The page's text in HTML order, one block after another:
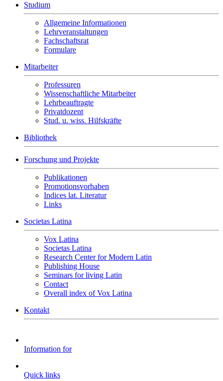
Studium
Allgemeine Informationen
Lehrveranstaltungen
Fachschaftsrat
Formulare
Mitarbeiter
Professuren
Wissenschaftliche Mitarbeiter
Lehrbeauftragte
Privatdozent
Stud. u. wiss. Hilfskräfte
Bibliothek
Forschung und Projekte
Publikationen
Promotionsvorhaben
Indices lat. Literatur
Links
Societas Latina
Vox Latina
Societas Latina
Research Center for Modern Latin
Publishing House
Seminars for living Latin
Contact
Overall index of Vox Latina
Kontakt
Information for
Quick links